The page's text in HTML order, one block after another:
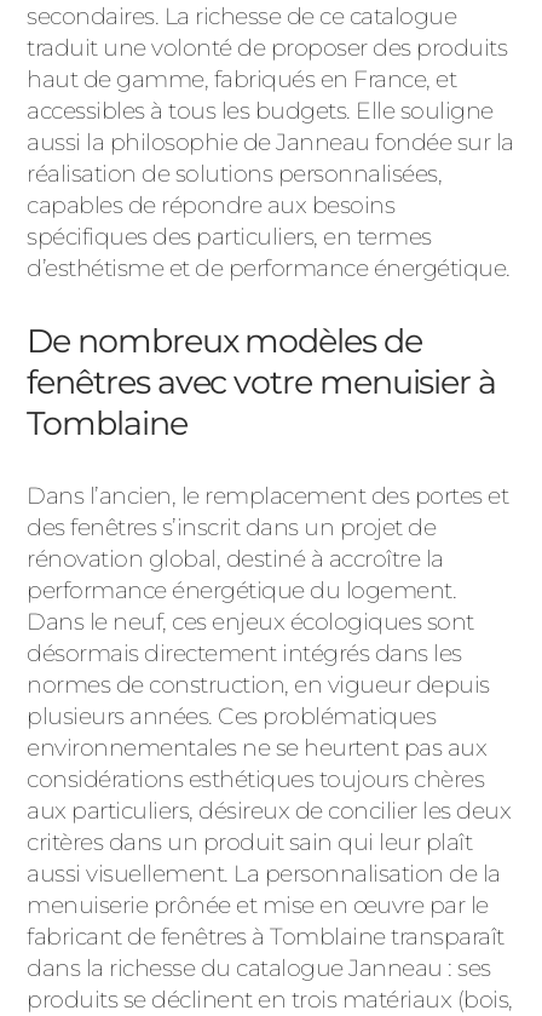
secondaires. La richesse de ce catalogue
traduit une volonté de proposer des produits
haut de gamme, fabriqués en France, et
accessibles à tous les budgets. Elle souligne
aussi la philosophie de Janneau fondée sur la
réalisation de solutions personnalisées,
capables de répondre aux besoins
spécifiques des particuliers, en termes
d’esthétisme et de performance énergétique.
De nombreux modèles de
fenêtres avec votre menuisier à
Tomblaine
Dans l’ancien, le remplacement des portes et
des fenêtres s’inscrit dans un projet de
rénovation global, destiné à accroître la
performance énergétique du logement.
Dans le neuf, ces enjeux écologiques sont
désormais directement intégrés dans les
normes de construction, en vigueur depuis
plusieurs années. Ces problématiques
environnementales ne se heurtent pas aux
considérations esthétiques toujours chères
aux particuliers, désireux de concilier les deux
critères dans un produit sain qui leur plaît
aussi visuellement. La personnalisation de la
menuiserie prônée et mise en œuvre par le
fabricant de fenêtres à Tomblaine transparaît
dans la richesse du catalogue Janneau : ses
produits se déclinent en trois matériaux (bois,
ACIER